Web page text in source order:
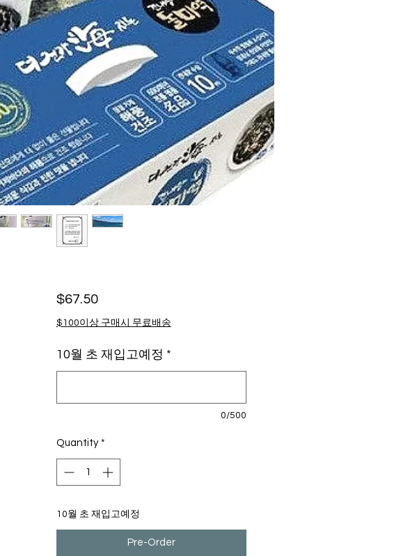
$67.50Price
$100이상 구매시 무료배송
10월 초 재입고예정 *
0/500
Quantity *
10월 초 재입고예정
Pre-Order